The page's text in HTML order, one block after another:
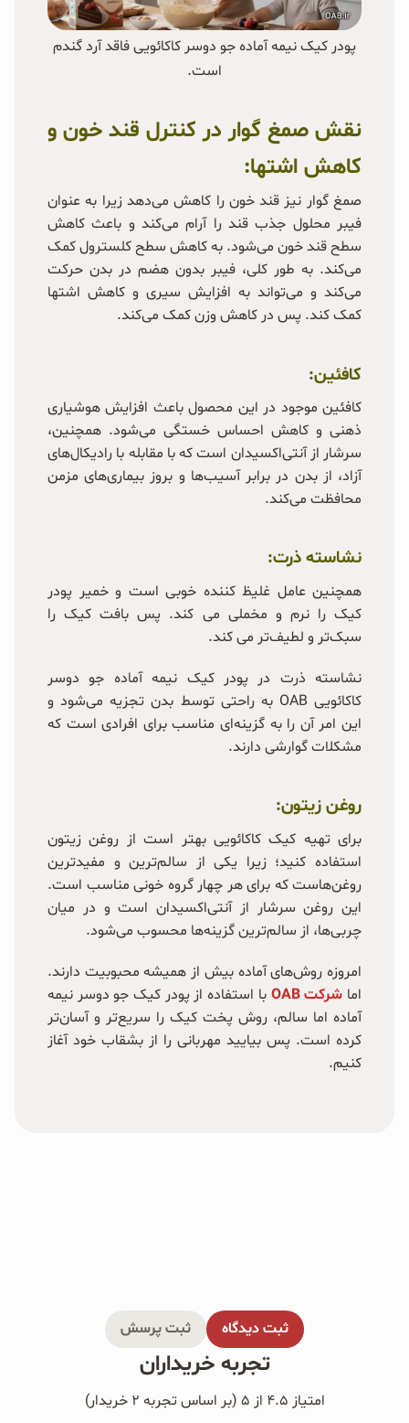
پودر کیک نیمه آماده جو دوسر کاکائویی فاقد آرد گندم
است.
نقش صمغ گوار در کنترل قند خون و
کاهش اشتها:
صمغ گوار نیز قند خون را کاهش می‌دهد زیرا به عنوان
فیبر محلول جذب قند را آرام می‌کند و باعث کاهش
سطح قند خون می‌شود. به کاهش سطح کلسترول کمک
می‌کند. به طور کلی، فیبر بدون هضم در بدن حرکت
می‌کند و می‌تواند به افزایش سیری و کاهش اشتها
کمک کند. پس در کاهش وزن کمک می‌کند.
کافئین:
کافئین موجود در این محصول باعث افزایش هوشیاری
ذهنی و کاهش احساس خستگی می‌شود. همچنین،
سرشار از آنتی‌اکسیدان است که با مقابله با رادیکال‌های
آزاد، از بدن در برابر آسیب‌ها و بروز بیماری‌های مزمن
محافظت می‌کند.
نشاسته ذرت:
همچنین عامل غلیظ کننده خوبی است و خمیر پودر
کیک را نرم و مخملی می کند. پس بافت کیک را
سبک‌تر و لطیف‌تر می کند.
نشاسته ذرت در پودر کیک نیمه آماده جو دوسر
کاکائویی OAB به راحتی توسط بدن تجزیه می‌شود و
این امر آن را به گزینه‌ای مناسب برای افرادی است که
مشکلات گوارشی دارند.
روغن زیتون:
برای تهیه کیک کاکائویی بهتر است از روغن زیتون
استفاده کنید؛ زیرا یکی از سالم‌ترین و مفیدترین
روغن‌هاست که برای هر چهار گروه خونی مناسب است.
این روغن سرشار از آنتی‌اکسیدان است و در میان
چربی‌ها، از سالم‌ترین گزینه‌ها محسوب می‌شود.
امروزه روش‌های آماده بیش از همیشه محبوبیت دارند.
اما شرکت OAB
با استفاده از پودر کیک جو دوسر نیمه
آماده اما سالم، روش پخت کیک را سریع‌تر و آسان‌تر
کرده است. پس بیایید مهربانی را از بشقاب خود آغاز
کنیم.
ثبت دیدگاه ثبت پرسش
تجربه خریداران
امتیاز ۴.۵ از ۵ (بر اساس تجربه ۲ خریدار)